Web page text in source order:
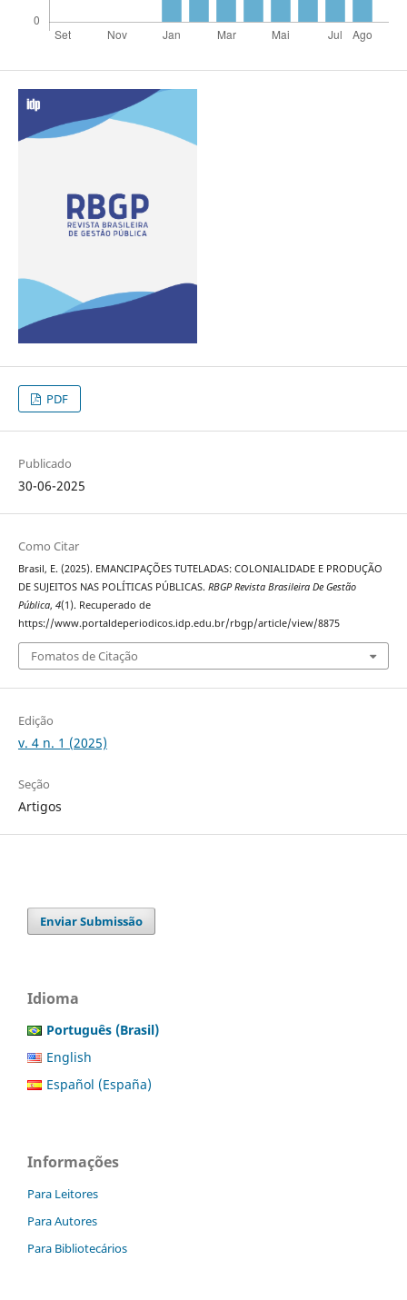
PDF
Publicado
30-06-2025
Como Citar
Brasil, E. (2025). EMANCIPAÇÕES TUTELADAS: COLONIALIDADE E PRODUÇÃO
DE SUJEITOS NAS POLÍTICAS PÚBLICAS. RBGP Revista Brasileira De Gestão
Pública, 4(1). Recuperado de
https://www.portaldeperiodicos.idp.edu.br/rbgp/article/view/8875
Fomatos de Citação
Edição
v. 4 n. 1 (2025)
Seção
Artigos
Enviar Submissão
Idioma
Português (Brasil)
English
Español (España)
Informações
Para Leitores
Para Autores
Para Bibliotecários